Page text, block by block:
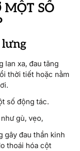
SỐ
lưng
lan xa, đau tăng
thời tiết hoặc nằm
số động tác.
gù, vẹo,
gây đau thần kinh
thoái hóa cột